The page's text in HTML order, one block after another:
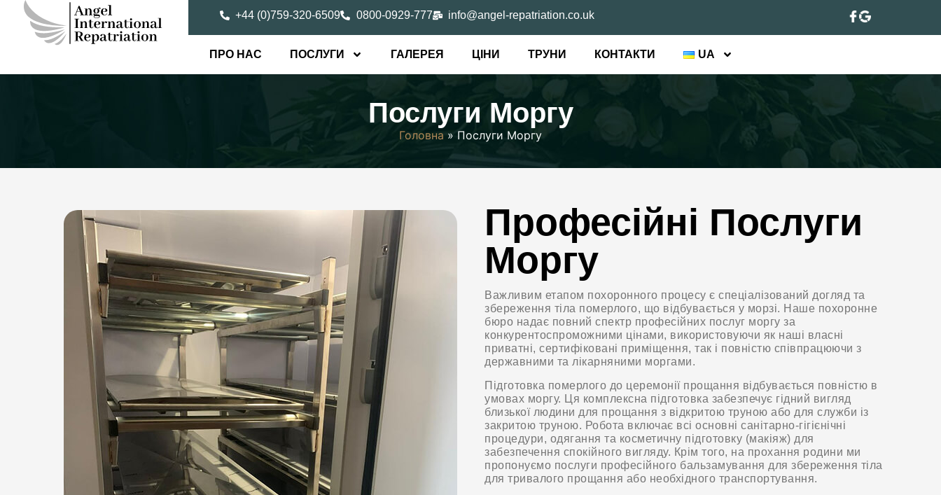
+44 (0)759-320-6509 0800-0929-777 info@angel-repatriation.co.uk
ПРО НАС ПОСЛУГИ ГАЛЕРЕЯ ЦІНИ ТРУНИ КОНТАКТИ UA
Послуги Моргу
Головна » Послуги Моргу
Професійні Послуги
Моргу
Важливим етапом похоронного процесу є спеціалізований догляд та
збереження тіла померлого, що відбувається у морзі. Наше похоронне
бюро надає повний спектр професійних послуг моргу за
конкурентоспроможними цінами, використовуючи як наші власні
приватні, сертифіковані приміщення, так і повністю співпрацюючи з
державними та лікарняними моргами.
Підготовка померлого до церемонії прощання відбувається повністю в
умовах моргу. Ця комплексна підготовка забезпечує гідний вигляд
близької людини для прощання з відкритою труною або для служби із
закритою труною. Робота включає всі основні санітарно-гігієнічні
процедури, одягання та косметичну підготовку (макіяж) для
забезпечення спокійного вигляду. Крім того, на прохання родини ми
пропонуємо послуги професійного бальзамування для збереження тіла
для тривалого прощання або необхідного транспортування.